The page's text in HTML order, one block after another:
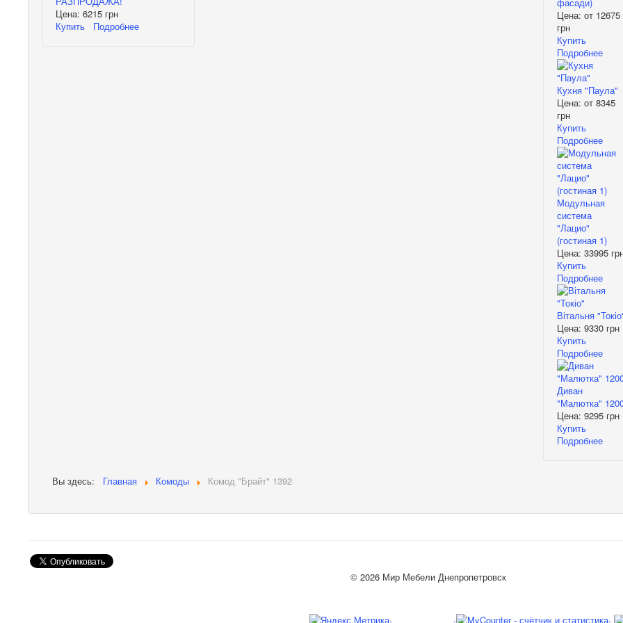
Цена:6215 грн
Купить
Подробнее
Цена: от 12675
грн
Купить
Подробнее
Кухня "Паула"
Цена: от 8345
грн
Купить
Подробнее
Модульная
система
"Лацио"
(гостиная 1)
Цена: 33995
Купить
Подробнее
Вітальня
Цена: 9330 грн
Купить
Подробнее
Диван
"Малютка"
Цена: 9295 грн
Купить
Подробнее
Вы здесь: Главная Комоды Комод "Брайт" 1392
© 2026 Мир Мебели Днепропетровск
. . .